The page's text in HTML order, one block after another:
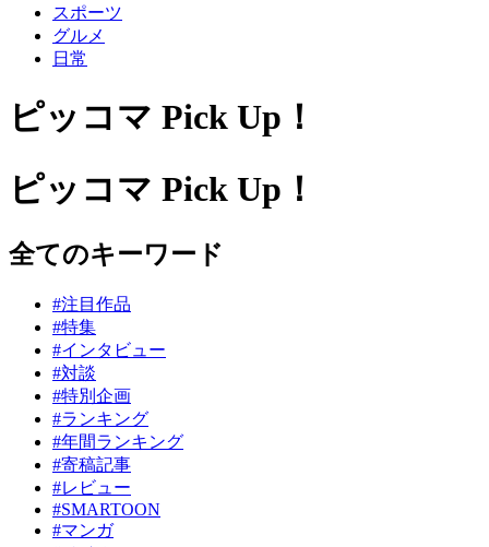
スポーツ
グルメ
日常
ピッコマ Pick Up！
ピッコマ Pick Up！
全てのキーワード
#注目作品
#特集
#インタビュー
#対談
#特別企画
#ランキング
#年間ランキング
#寄稿記事
#レビュー
#SMARTOON
#マンガ